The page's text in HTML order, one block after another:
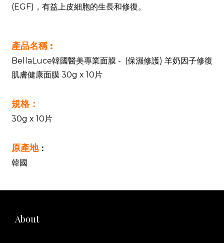
(EGF)，有益上皮細胞的生長和修復。
產品名稱 :
BellaLuce韓國醫美專業面膜 - (保濕修護) 羊奶因子修復
肌膚健康面膜 30g x 10片
規格：
30g x 10片
原產地：
韓國
About